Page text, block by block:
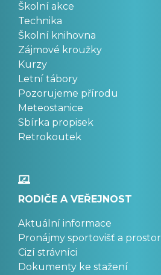
Školní akce
Technika
Školní knihovna
Zájmové kroužky
Kurzy
Letní tábory
Pozorujeme přírodu
Meteostanice
Sbírka propisek
Retrokoutek
RODIČE A VEŘEJNOST
Aktuální informace
Pronájmy sportovišť a prostor
Cizí strávníci
Dokumenty ke stažení